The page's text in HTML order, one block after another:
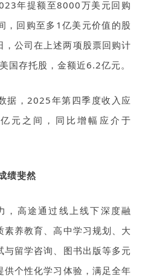
年提额至8000万美元回购
，回购至多1亿美元价值的股
公司在上述两项股票回购计
国存托股，金额近6.2亿元。
据，2025年第四季度收入应
元之间，同比增幅应介于
绩斐然
，高途通过线上线下深度融
养教育、高中学习规划、大
留学咨询、图书出版等多元
供个性化学习体验，满足全年